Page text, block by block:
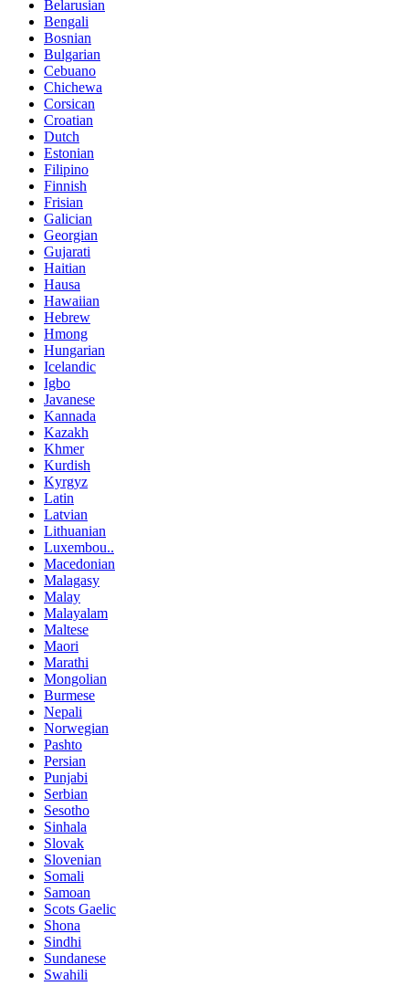
Belarusian
Bengali
Bosnian
Bulgarian
Cebuano
Chichewa
Corsican
Croatian
Dutch
Estonian
Filipino
Finnish
Frisian
Galician
Georgian
Gujarati
Haitian
Hausa
Hawaiian
Hebrew
Hmong
Hungarian
Icelandic
Igbo
Javanese
Kannada
Kazakh
Khmer
Kurdish
Kyrgyz
Latin
Latvian
Lithuanian
Luxembou..
Macedonian
Malagasy
Malay
Malayalam
Maltese
Maori
Marathi
Mongolian
Burmese
Nepali
Norwegian
Pashto
Persian
Punjabi
Serbian
Sesotho
Sinhala
Slovak
Slovenian
Somali
Samoan
Scots Gaelic
Shona
Sindhi
Sundanese
Swahili